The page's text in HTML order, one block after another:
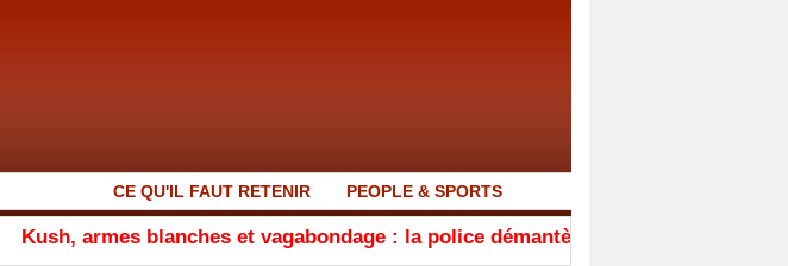
CE QU'IL FAUT RETENIR PEOPLE & SPORTS
blanches et vagabondage : la police démantèle un foyer d'insécurité à la Médina